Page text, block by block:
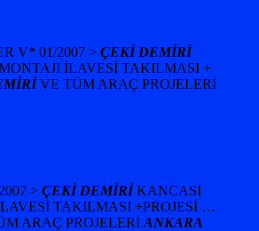
V* 01/2007 > ÇEKİ DEMİRİ
İLAVESİ TAKILMASI +
VE TÜM ARAÇ PROJELERİ
> ÇEKİ DEMİRİKANCASI
TAKILMASI +PROJESİ …
ARAÇ PROJELERİ ANKARA